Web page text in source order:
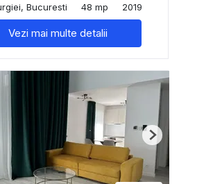
Bucuresti
48 mp 2019
Vezi mai multe detalii
Next